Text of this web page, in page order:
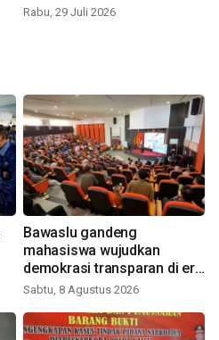
Rabu, 29 Juli 2026
Bawaslu gandeng
mahasiswa wujudkan
demokrasi transparan di era
digital
Sabtu, 8 Agustus 2026